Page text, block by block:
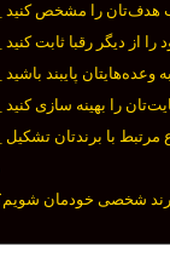
هدف‌تان را مشخص کنید
از دیگر رقبا ثابت کنید
۵_ به وعده‌هایتان پایبند باشید
را بهینه سازی کنید
شخصی خودمان